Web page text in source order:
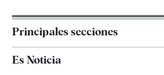
Principales secciones
España
Es Noticia